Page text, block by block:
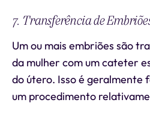
7. Transferência de
Um ou mais embriões são
da mulher com um cateter
do útero. Isso é geralmente
um procedimento